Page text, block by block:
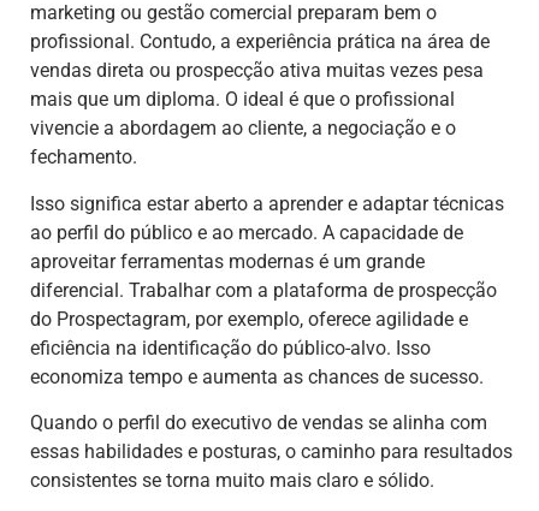
marketing ou gestão comercial preparam bem o
profissional. Contudo, a experiência prática na área de
vendas direta ou prospecção ativa muitas vezes pesa
mais que um diploma. O ideal é que o profissional
vivencie a abordagem ao cliente, a negociação e o
fechamento.
Isso significa estar aberto a aprender e adaptar técnicas
ao perfil do público e ao mercado. A capacidade de
aproveitar ferramentas modernas é um grande
diferencial. Trabalhar com a plataforma de prospecção
do Prospectagram, por exemplo, oferece agilidade e
eficiência na identificação do público-alvo. Isso
economiza tempo e aumenta as chances de sucesso.
Quando o perfil do executivo de vendas se alinha com
essas habilidades e posturas, o caminho para resultados
consistentes se torna muito mais claro e sólido.